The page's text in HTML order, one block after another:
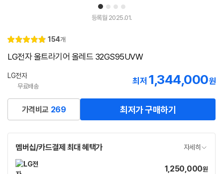
1 2 3 4
등록월 2025.01.
별
4.
리
154개
LG전자 울트라기어 올레드 32GS95UVW
LG전자인
증
무료배송
최저 1,344,000원
가격비교 269 최저가 구매하기
멤버십/카드결제 최대 혜택가 자세히
가1,250,000원